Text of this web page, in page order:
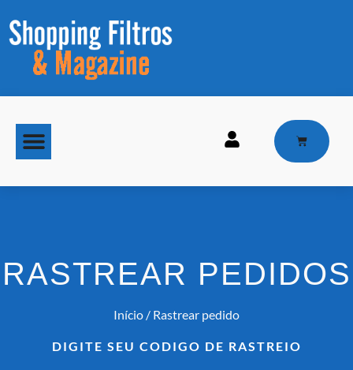
RASTREAR PEDIDOS
Início / Rastrear pedido
DIGITE SEU CODIGO DE RASTREIO